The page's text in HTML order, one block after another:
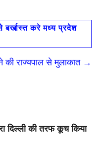
बर्खास्त करे मध्य प्रदेश
की राज्यपाल से मुलाकात →
दिल्ली की तरफ कूच किया